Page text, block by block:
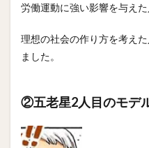
労働運動に強い影響を与えた
理想の社会の作り方を考え
ました。
②五老星2人目のモデ